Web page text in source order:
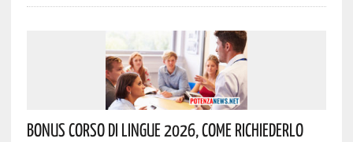
Bonus Corso Di Lingue 2026, Come Richiederlo